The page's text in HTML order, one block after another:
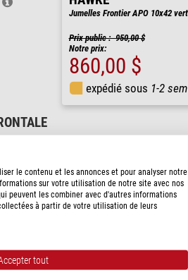
LES
Jumelles Frontier APO 10x42 vert
Prix public : 950,00 $
Notre prix:
860,00 $
expédié sous 1-2
le contenu et les annonces et pour analyser notre
sur votre utilisation de notre site avec nos
peuvent les combiner avec d'autres informations
à partir de votre utilisation de leurs
tout